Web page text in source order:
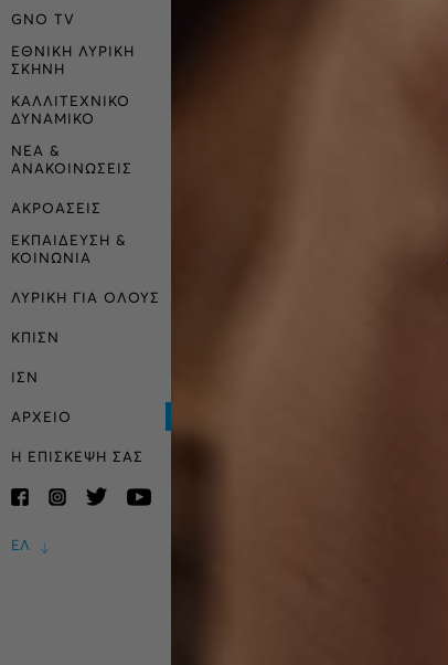
GNO TV
ΕΘΝΙΚΗ ΛΥΡΙΚΗ
ΣΚΗΝΗ
ΚΑΛΛΙΤΕΧΝΙΚΟ
ΔΥΝΑΜΙΚΟ
ΝΕΑ &
ΑΝΑΚΟΙΝΩΣΕΙΣ
ΑΚΡΟΑΣΕΙΣ
ΕΚΠΑΙΔΕΥΣΗ &
ΚΟΙΝΩΝΙΑ
ΛΥΡΙΚΗ ΓΙΑ ΟΛΟΥΣ
ΚΠΙΣΝ
ΙΣΝ
ΑΡΧΕΙΟ
Η ΕΠΙΣΚΕΨΗ ΣΑΣ
ΕΛ